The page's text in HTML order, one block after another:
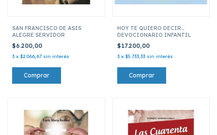
SAN FRANCISCO DE ASIS
ALEGRE SERVIDOR
$6.200,00
3 x $2.066,67 sin interés
HOY TE QUIERO DECIR...
DEVOCIONARIO INFANTIL
$17.200,00
3 x $5.733,33 sin interés